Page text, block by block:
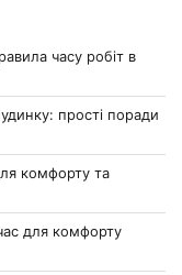
часу робіт в
прості поради
комфорту та
для комфорту